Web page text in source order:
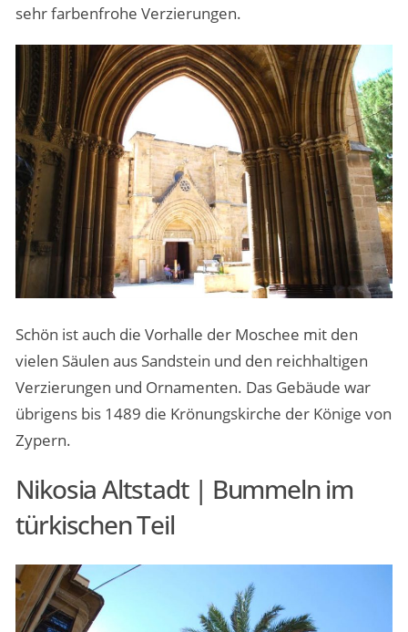
sehr farbenfrohe Verzierungen.
Schön ist auch die Vorhalle der Moschee mit den
vielen Säulen aus Sandstein und den reichhaltigen
Verzierungen und Ornamenten. Das Gebäude war
übrigens bis 1489 die Krönungskirche der Könige von
Zypern.
Nikosia Altstadt | Bummeln im
türkischen Teil